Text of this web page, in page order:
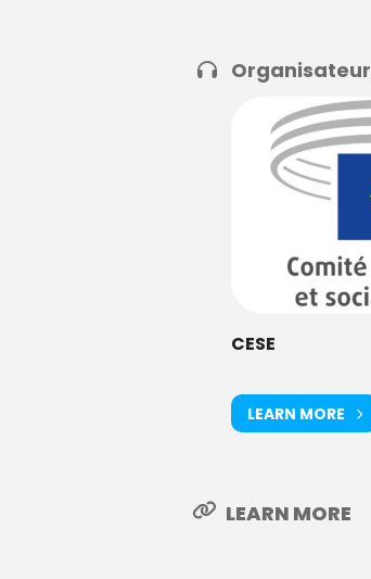
Organisateur
CESE
LEARN MORE
LEARN MORE